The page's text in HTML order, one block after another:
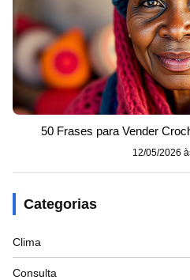
50 Frases para Vender
12/05/2026
Categorias
Clima
Consulta